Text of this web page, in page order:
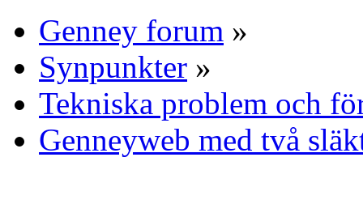
Genney forum »
Synpunkter »
Tekniska problem och
Genneyweb med två